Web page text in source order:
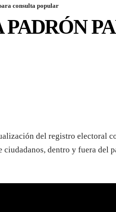
consulta popular
del registro electoral
dentro y fuera del